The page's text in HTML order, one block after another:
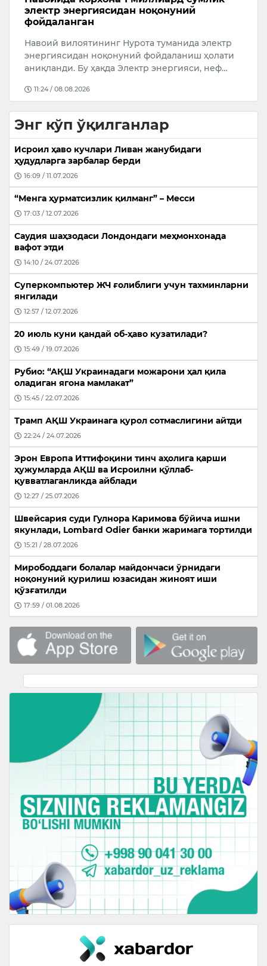
муҳожирлар киришининг олдини олдим”
шаҳрида бўлиб ўтган тадбирда мамлакатга
ноқонуний муҳожирлар оқими тўхтатилганини
маъл…
09:24 / 07.08.2026
Энг кўп ўқилганлар
Исроил ҳаво кучлари Ливан жанубидаги
ҳудудларга зарбалар берди
16:09 / 11.07.2026
“Менга ҳурматсизлик қилманг” – Месси
17:03 / 12.07.2026
Саудия шаҳзодаси Лондондаги меҳмонхонада
вафот этди
14:10 / 24.07.2026
Суперкомпьютер ЖЧ ғолиблиги учун тахминларни
янгилади
12:57 / 12.07.2026
20 июль куни қандай об-ҳаво кузатилади?
15:49 / 19.07.2026
Рубио: “АҚШ Украинадаги можарони ҳал қила
оладиган ягона мамлакат”
15:45 / 22.07.2026
Трамп АҚШ Украинага қурол сотмаслигини айтди
22:24 / 24.07.2026
Эрон Европа Иттифоқини тинч аҳолига қарши
ҳужумларда АҚШ ва Исроилни қўллаб-
қувватлаганликда айблади
12:27 / 25.07.2026
Швейсария суди Гулнора Каримова бўйича ишни
якунлади, Lombard Odier банки жаримага тортилди
15:21 / 28.07.2026
Мирободдаги болалар майдончаси ўрнидаги
ноқонуний қурилиш юзасидан жиноят иши
қўзғатилди
17:59 / 01.08.2026